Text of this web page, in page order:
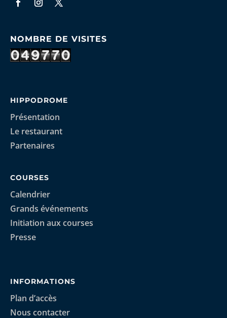
NOMBRE DE VISITES
HIPPODROME
Présentation
Le restaurant
Partenaires
COURSES
Calendrier
Grands événements
Initiation aux courses
Presse
INFORMATIONS
Plan d’accès
Nous contacter